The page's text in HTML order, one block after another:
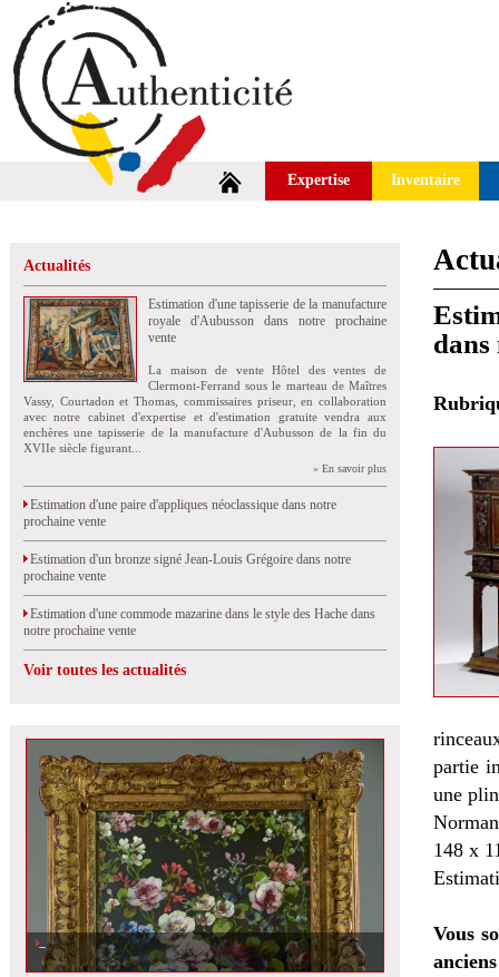
Expertise Inventaire
Actualités
Estimation d'une tapisserie de la manufacture
royale d'Aubusson dans notre prochaine
vente
La maison de vente Hôtel des ventes de
Clermont-Ferrand sous le marteau de Maîtres
Vassy, Courtadon et Thomas, commissaires priseur, en collaboration
avec notre cabinet d'expertise et d'estimation gratuite vendra aux
enchères une tapisserie de la manufacture d'Aubusson de la fin du
XVIIe siècle figurant...
» En savoir plus
Estimation d'une paire d'appliques néoclassique dans notre
prochaine vente
Estimation d'un bronze signé Jean-Louis Grégoire dans notre
prochaine vente
Estimation d'une commode mazarine dans le style des Hache dans
notre prochaine vente
Voir toutes les actualités
dans
partie
une
148 x
Vous